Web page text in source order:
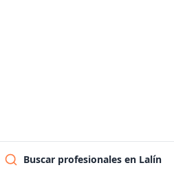
Santa
Buscar profesionales en Lalín